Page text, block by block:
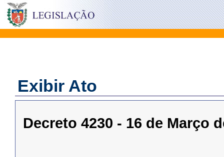
Exibir Ato
Decreto 4230 - 16 de Março